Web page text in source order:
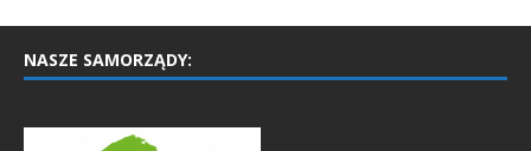
NASZE SAMORZĄDY: